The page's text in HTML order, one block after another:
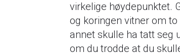
virkelige høydepunktet.
og koringen vitner om
annet skulle ha tatt seg
om du trodde at du